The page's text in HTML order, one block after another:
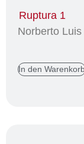
Ruptura 1
Norberto
In den